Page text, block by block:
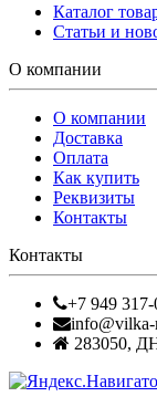
Каталог
Статьи и
О компании
О компании
Доставка
Оплата
Как купить
Реквизиты
Контакты
Контакты
+7 949
info@vilka-
283050,